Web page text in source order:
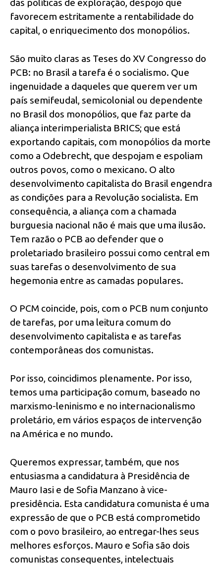
das políticas de exploração, despojo que
favorecem estritamente a rentabilidade do
capital, o enriquecimento dos monopólios.
São muito claras as Teses do XV Congresso do
PCB: no Brasil a tarefa é o socialismo. Que
ingenuidade a daqueles que querem ver um
país semifeudal, semicolonial ou dependente
no Brasil dos monopólios, que faz parte da
aliança interimperialista BRICS; que está
exportando capitais, com monopólios da morte
como a Odebrecht, que despojam e espoliam
outros povos, como o mexicano. O alto
desenvolvimento capitalista do Brasil engendra
as condições para a Revolução socialista. Em
consequência, a aliança com a chamada
burguesia nacional não é mais que uma ilusão.
Tem razão o PCB ao defender que o
proletariado brasileiro possui como central em
suas tarefas o desenvolvimento de sua
hegemonia entre as camadas populares.
O PCM coincide, pois, com o PCB num conjunto
de tarefas, por uma leitura comum do
desenvolvimento capitalista e as tarefas
contemporâneas dos comunistas.
Por isso, coincidimos plenamente. Por isso,
temos uma participação comum, baseado no
marxismo-leninismo e no internacionalismo
proletário, em vários espaços de intervenção
na América e no mundo.
Queremos expressar, também, que nos
entusiasma a candidatura à Presidência de
Mauro Iasi e de Sofia Manzano à vice-
presidência. Esta candidatura comunista é uma
expressão de que o PCB está comprometido
com o povo brasileiro, ao entregar-lhes seus
melhores esforços. Mauro e Sofia são dois
comunistas consequentes, intelectuais